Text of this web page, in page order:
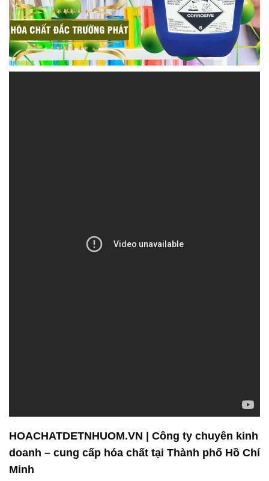
HOACHATDETNHUOM.VN | Công ty chuyên kinh
doanh – cung cấp hóa chất tại Thành phố Hồ Chí
Minh